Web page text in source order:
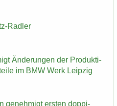
​Radler
Än­de­run­gen der Pro­duk­ti­
im BMW Werk Leip­zig
ge­neh­migt ers­ten dop­pi­